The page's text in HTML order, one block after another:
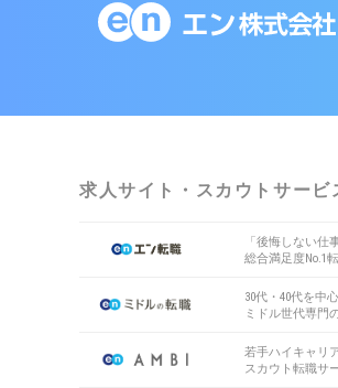
求人サイト・スカウトサービ
「後悔しない仕
総合満足度No.1
30代・40代を中
ミドル世代専門
若手ハイキャリ
スカウト転職サ